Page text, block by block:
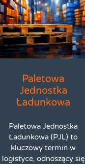
Paletowa
Jednostka
Ładunkowa
Paletowa Jednostka
Ładunkowa (PJL) to
kluczowy termin w
logistyce, odnoszący się